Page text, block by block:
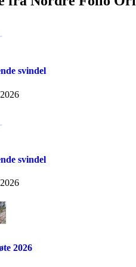
svindel
svindel
2026